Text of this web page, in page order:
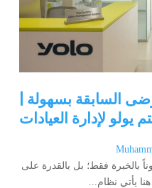
السابقة بسهولة |
يولو لإدارة العيادات
بالخبرة فقط؛ بل بالقدرة على
يأتي نظام...